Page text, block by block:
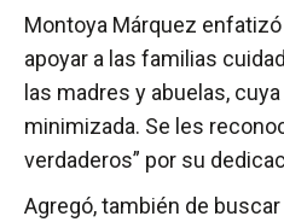
Montoya Márquez
apoyar a las familias
las madres y abuelas,
minimizada. Se les
verdaderos” por su
Agregó, también de